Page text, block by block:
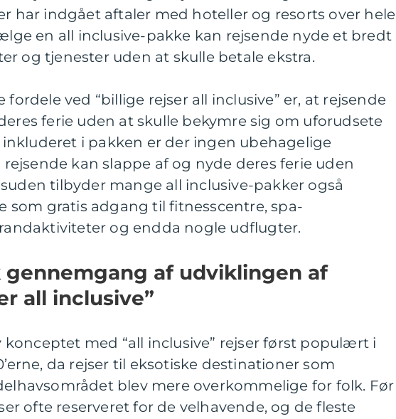
har indgået aftaler med hoteller og resorts over hele
en all inclusive-pakke kan rejsende nyde et bredt
og tjenester uden at skulle betale ekstra.
ved “billige rejser all inclusive” er, at rejsende
ferie uden at skulle bekymre sig om uforudsete
i pakken er der ingen ubehagelige
rejsende kan slappe af og nyde deres ferie uden
tilbyder mange all inclusive-pakker også
som gratis adgang til fitnesscentre, spa-
og endda nogle udflugter.
gennemgang af udviklingen af
all inclusive”
konceptet med “all inclusive” rejser først populært i
da rejser til eksotiske destinationer som
blev mere overkommelige for folk. Før
ofte reserveret for de velhavende, og de fleste